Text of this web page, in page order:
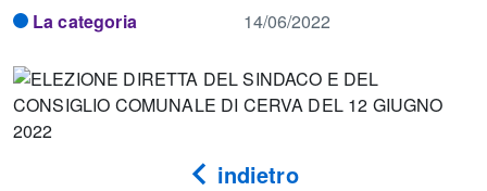
La categoria 14/06/2022
indietro